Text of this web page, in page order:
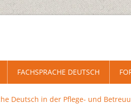
Deutsch in der Pflege- und
FACHSPRACHE DEUTSCH